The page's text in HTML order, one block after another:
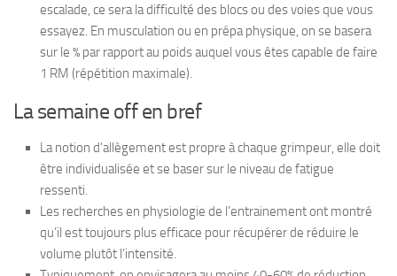
escalade, ce sera la difficulté des blocs ou des voies que vous
essayez. En musculation ou en prépa physique, on se basera
sur le % par rapport au poids auquel vous êtes capable de faire
1 RM (répétition maximale).
La semaine off en bref
La notion d’allègement est propre à chaque grimpeur, elle doit
être individualisée et se baser sur le niveau de fatigue
ressenti.
Les recherches en physiologie de l’entrainement ont montré
qu’il est toujours plus efficace pour récupérer de réduire le
volume plutôt l’intensité.